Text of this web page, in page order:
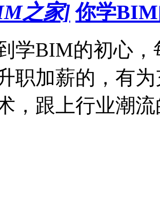
之家] 你学
学BIM的初心
职加薪的，有
，跟上行业潮